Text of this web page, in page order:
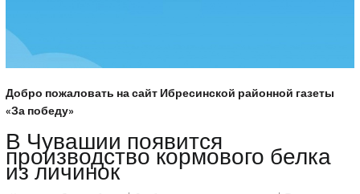
Добро пожаловать на сайт Ибресинской районной газеты
«За победу»
В Чувашии появится
производство кормового белка
из личинок